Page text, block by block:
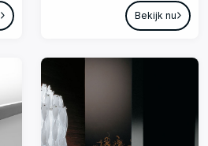
Bekijk nu